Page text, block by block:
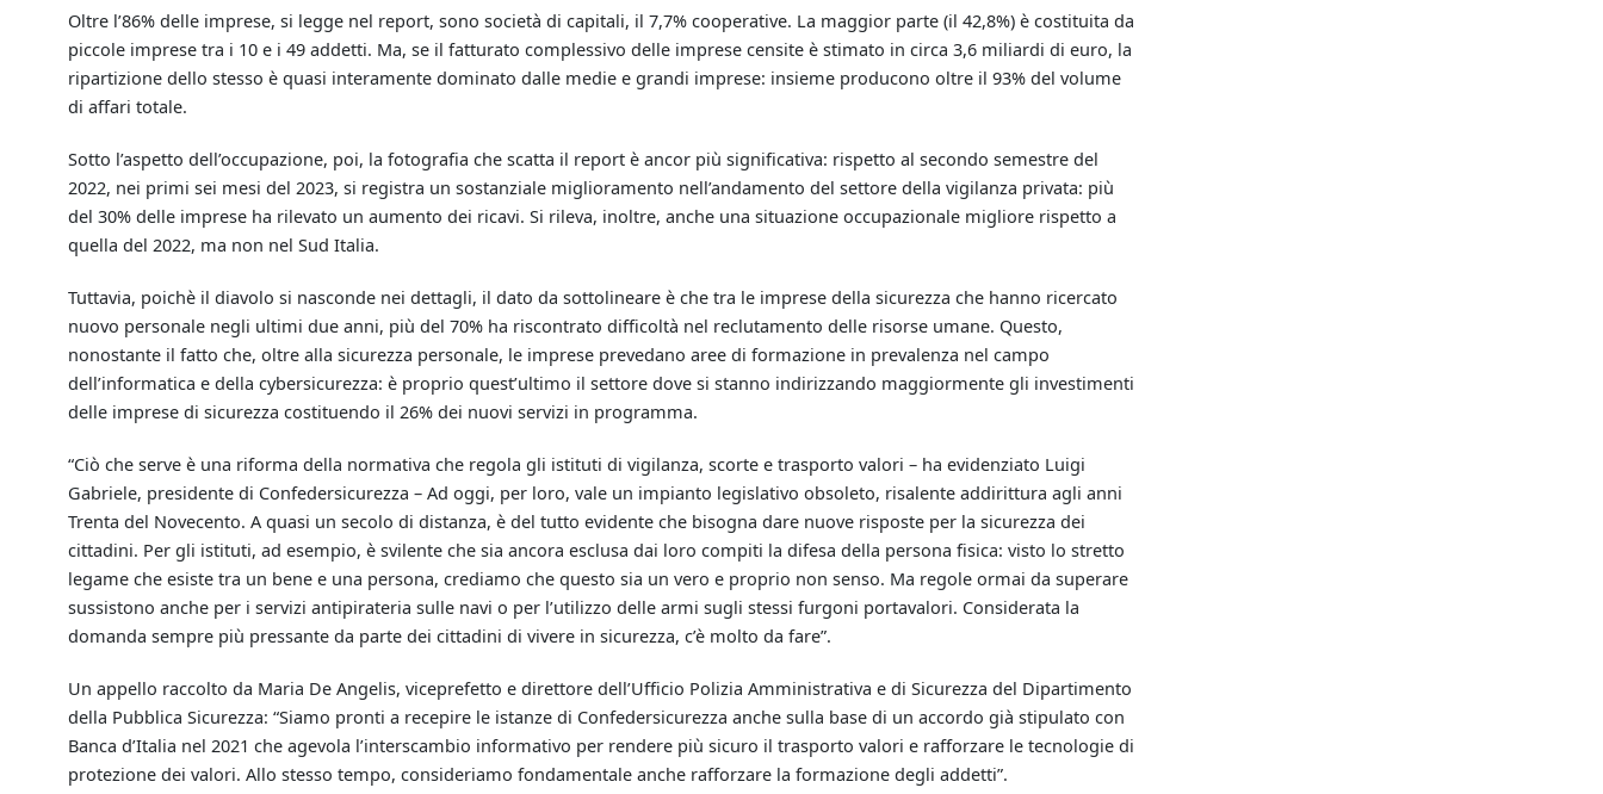
Oltre l’86% delle imprese, si legge nel report, sono società di capitali, il 7,7% cooperative. La maggior parte (il 42,8%) è costituita da
piccole imprese tra i 10 e i 49 addetti. Ma, se il fatturato complessivo delle imprese censite è stimato in circa 3,6 miliardi di euro, la
ripartizione dello stesso è quasi interamente dominato dalle medie e grandi imprese: insieme producono oltre il 93% del volume
di affari totale.
Sotto l’aspetto dell’occupazione, poi, la fotografia che scatta il report è ancor più significativa: rispetto al secondo semestre del
2022, nei primi sei mesi del 2023, si registra un sostanziale miglioramento nell’andamento del settore della vigilanza privata: più
del 30% delle imprese ha rilevato un aumento dei ricavi. Si rileva, inoltre, anche una situazione occupazionale migliore rispetto a
quella del 2022, ma non nel Sud Italia.
Tuttavia, poichè il diavolo si nasconde nei dettagli, il dato da sottolineare è che tra le imprese della sicurezza che hanno ricercato
nuovo personale negli ultimi due anni, più del 70% ha riscontrato difficoltà nel reclutamento delle risorse umane. Questo,
nonostante il fatto che, oltre alla sicurezza personale, le imprese prevedano aree di formazione in prevalenza nel campo
dell’informatica e della cybersicurezza: è proprio quest’ultimo il settore dove si stanno indirizzando maggiormente gli investimenti
delle imprese di sicurezza costituendo il 26% dei nuovi servizi in programma.
“Ciò che serve è una riforma della normativa che regola gli istituti di vigilanza, scorte e trasporto valori – ha evidenziato Luigi
Gabriele, presidente di Confedersicurezza – Ad oggi, per loro, vale un impianto legislativo obsoleto, risalente addirittura agli anni
Trenta del Novecento. A quasi un secolo di distanza, è del tutto evidente che bisogna dare nuove risposte per la sicurezza dei
cittadini. Per gli istituti, ad esempio, è svilente che sia ancora esclusa dai loro compiti la difesa della persona fisica: visto lo stretto
legame che esiste tra un bene e una persona, crediamo che questo sia un vero e proprio non senso. Ma regole ormai da superare
sussistono anche per i servizi antipirateria sulle navi o per l’utilizzo delle armi sugli stessi furgoni portavalori. Considerata la
domanda sempre più pressante da parte dei cittadini di vivere in sicurezza, c’è molto da fare”.
Un appello raccolto da Maria De Angelis, viceprefetto e direttore dell’Ufficio Polizia Amministrativa e di Sicurezza del Dipartimento
della Pubblica Sicurezza: “Siamo pronti a recepire le istanze di Confedersicurezza anche sulla base di un accordo già stipulato con
Banca d’Italia nel 2021 che agevola l’interscambio informativo per rendere più sicuro il trasporto valori e rafforzare le tecnologie di
protezione dei valori. Allo stesso tempo, consideriamo fondamentale anche rafforzare la formazione degli addetti”.